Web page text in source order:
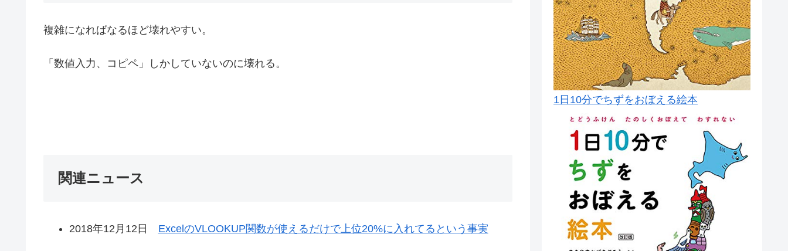
複雑になればなるほど壊れやすい。
「数値入力、コピペ」しかしていないのに壊れる。
関連ニュース
2018年12月12日 ExcelのVLOOKUP関数が使えるだけで上位20%に入れてるという事実
1日10分でちずをおぼえる絵本